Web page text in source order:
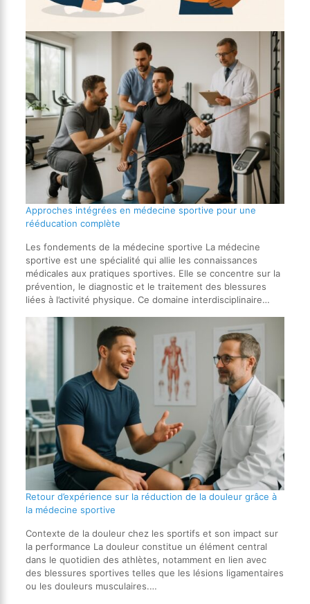
Approches intégrées en médecine sportive pour une
rééducation complète
Les fondements de la médecine sportive La médecine
sportive est une spécialité qui allie les connaissances
médicales aux pratiques sportives. Elle se concentre sur la
prévention, le diagnostic et le traitement des blessures
liées à l’activité physique. Ce domaine interdisciplinaire…
Retour d’expérience sur la réduction de la douleur grâce à
la médecine sportive
Contexte de la douleur chez les sportifs et son impact sur
la performance La douleur constitue un élément central
dans le quotidien des athlètes, notamment en lien avec
des blessures sportives telles que les lésions ligamentaires
ou les douleurs musculaires.…